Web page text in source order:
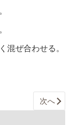
ぜ合わせる。
次へ